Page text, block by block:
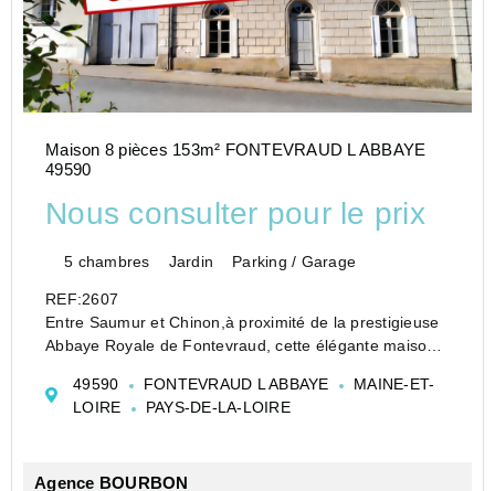
Maison 8 pièces 153m² FONTEVRAUD L ABBAYE
49590
Nous consulter pour le prix
5 chambres Jardin Parking / Garage
REF:2607
Entre Saumur et Chinon,à proximité de la prestigieuse
Abbaye Royale de Fontevraud, cette élégante maison
Au rez-de-chaussée,vous découvrirez une entrée avec
départ escalier desservant un agréable ...
49590 FONTEVRAUD L ABBAYE
MAINE-ET-
LOIRE
PAYS-DE-LA-LOIRE
Agence BOURBON